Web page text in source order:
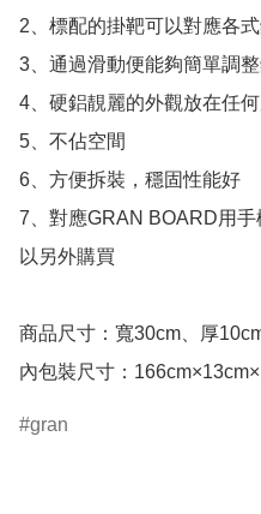
2、標配的掛靶可以對應各
3、通過滑動便能夠簡單調
4、硬鋁靚麗的外觀放在任
5、不佔空間
6、方便拆裝，穩固性能好
7、對應GRAN BOARD用
以另外購買
商品尺寸：寬30cm、厚
內包裝尺寸：
gran